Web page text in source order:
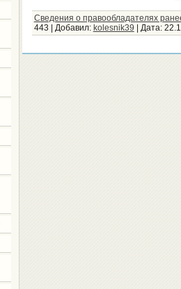
Сведения о правообладателях
443
Добавил: kolesnik39 Дата: